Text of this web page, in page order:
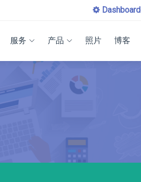
Dashboard
服务 产品 照片 博客